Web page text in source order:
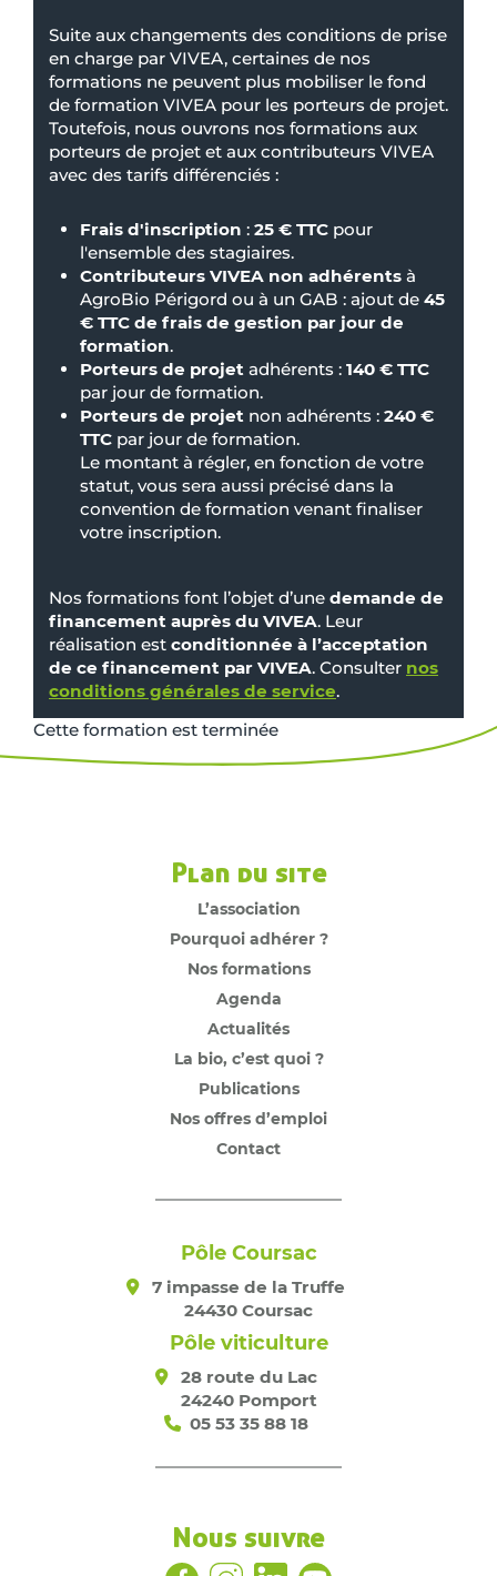
Suite aux changements des conditions de prise
en charge par VIVEA, certaines de nos
formations ne peuvent plus mobiliser le fond
de formation VIVEA pour les porteurs de projet.
Toutefois, nous ouvrons nos formations aux
porteurs de projet et aux contributeurs VIVEA
avec des tarifs différenciés :
Frais d'inscription : 25 € TTC pour
l'ensemble des stagiaires.
Contributeurs VIVEA non adhérents à
AgroBio Périgord ou à un GAB : ajout de 45
€ TTC de frais de gestion par jour de
formation.
Porteurs de projet adhérents : 140 € TTC
par jour de formation.
Porteurs de projet non adhérents : 240 €
TTC par jour de formation.
Le montant à régler, en fonction de votre
statut, vous sera aussi précisé dans la
convention de formation venant finaliser
votre inscription.
Nos formations font l’objet d’une demande de
financement auprès du VIVEA. Leur
réalisation est conditionnée à l’acceptation
de ce financement par VIVEA. Consulter nos
conditions générales de service.
Cette formation est terminée
Plan du site
L’association
Pourquoi adhérer ?
Nos formations
Agenda
Actualités
La bio, c’est quoi ?
Publications
Nos offres d’emploi
Contact
Pôle Coursac
7 impasse de la Truffe
24430 Coursac
Pôle viticulture
28 route du Lac
24240 Pomport
05 53 35 88 18
Nous suivre